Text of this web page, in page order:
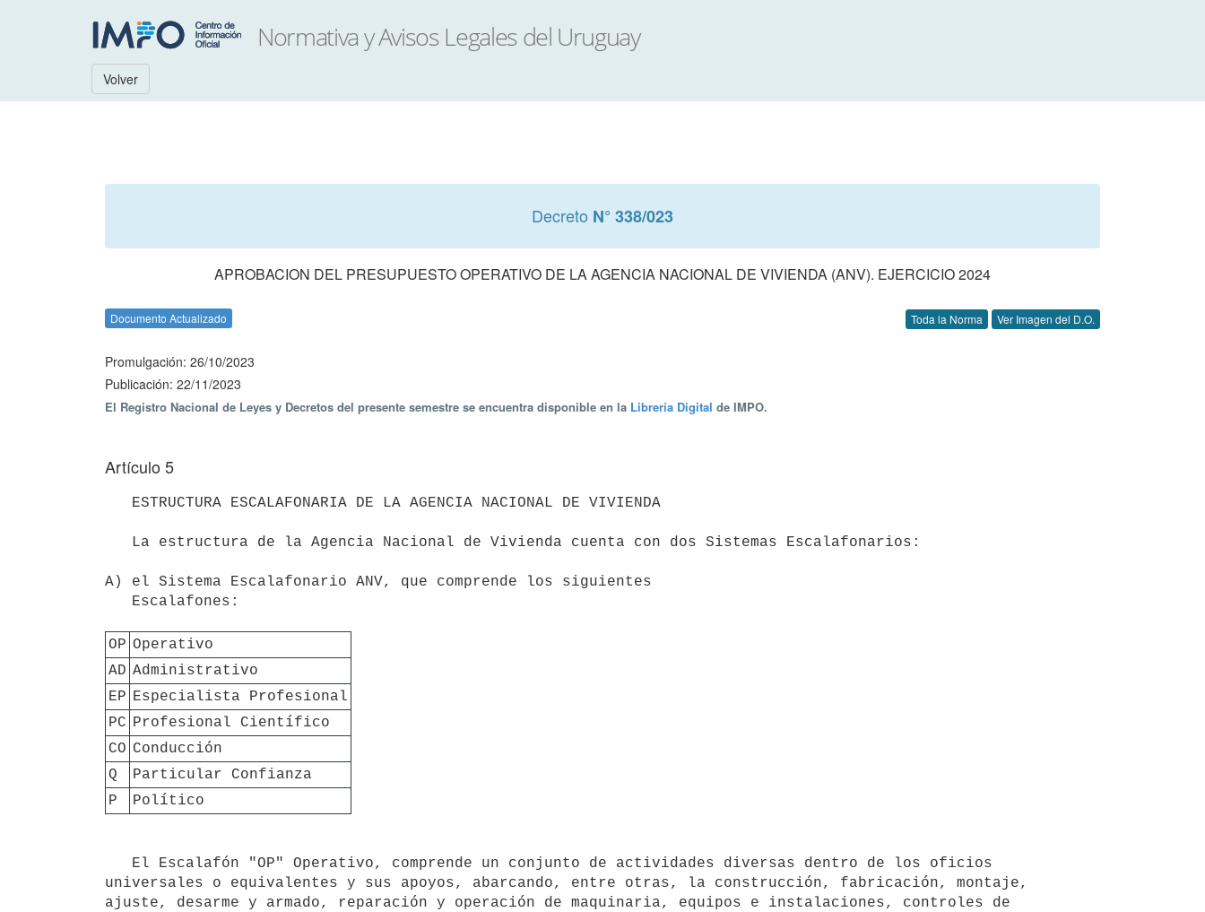
Volver
Decreto N° 338/023
APROBACION DEL PRESUPUESTO OPERATIVO DE LA AGENCIA NACIONAL DE VIVIENDA (ANV). EJERCICIO 2024
Documento Actualizado Toda la Norma Ver Imagen del D.O.
Promulgación: 26/10/2023
Publicación: 22/11/2023
El Registro Nacional de Leyes y Decretos del presente semestre se encuentra disponible en la Librería Digital de IMPO.
Artículo 5
A) el Sistema Escalafonario ANV, que comprende los siguientes
OP Operativo
AD Administrativo
EP Especialista Profesional
PC Profesional Científico
CO Conducción
Q
Particular Confianza
P
Político
universales o equivalentes y sus apoyos, abarcando, entre otras, la construcción, fabricación, montaje,
ajuste, desarme y armado, reparación y operación de maquinaria, equipos e instalaciones, controles de